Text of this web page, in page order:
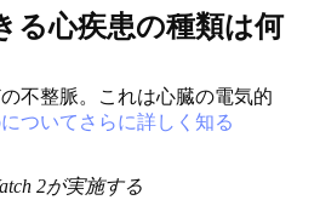
る心疾患の種類は何
不整脈。これは心臓の電気的
ついてさらに詳しく知る
2が実施する